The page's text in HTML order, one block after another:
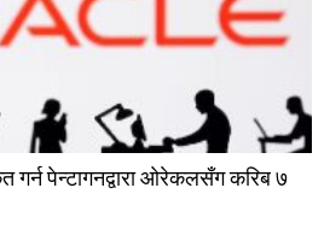
पेन्टागनद्वारा ओरेकलसँग करिब ७